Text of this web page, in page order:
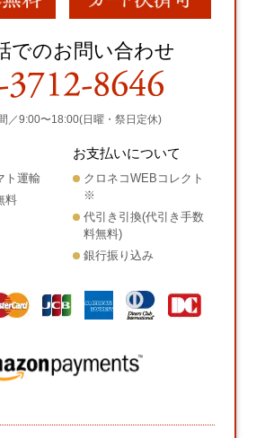
でのお問い合わせ
／9:00〜18:00(日曜・祭日定休)
ト運輸
料
お支払いについて
クロネコWEBコレクト
※
代引き引換(代引き手数
料無料)
銀行振り込み